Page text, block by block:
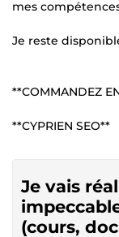
mes
Je reste
**COMMANDEZ
**CYPRIEN SEO**
Je vais
(cours,